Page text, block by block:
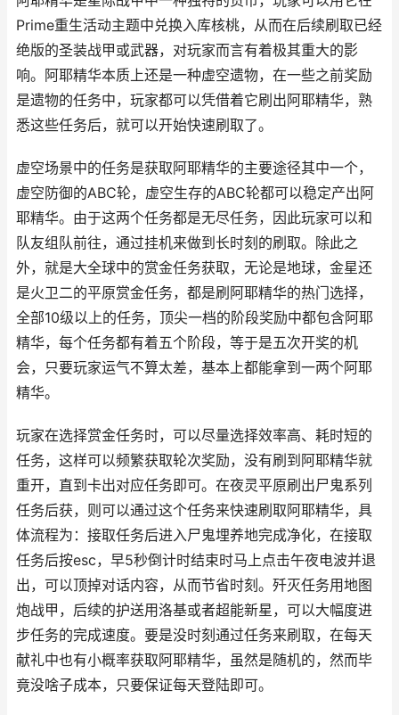
Prime重生活动主题中兑换入库核桃，从而在后续刷取已经
绝版的圣装战甲或武器，对玩家而言有着极其重大的影
响。阿耶精华本质上还是一种虚空遗物，在一些之前奖励
是遗物的任务中，玩家都可以凭借着它刷出阿耶精华，熟
悉这些任务后，就可以开始快速刷取了。
虚空场景中的任务是获取阿耶精华的主要途径其中一个，
虚空防御的ABC轮，虚空生存的ABC轮都可以稳定产出阿
耶精华。由于这两个任务都是无尽任务，因此玩家可以和
队友组队前往，通过挂机来做到长时刻的刷取。除此之
外，就是大全球中的赏金任务获取，无论是地球，金星还
是火卫二的平原赏金任务，都是刷阿耶精华的热门选择，
全部10级以上的任务，顶尖一档的阶段奖励中都包含阿耶
精华，每个任务都有着五个阶段，等于是五次开奖的机
会，只要玩家运气不算太差，基本上都能拿到一两个阿耶
精华。
玩家在选择赏金任务时，可以尽量选择效率高、耗时短的
任务，这样可以频繁获取轮次奖励，没有刷到阿耶精华就
重开，直到卡出对应任务即可。在夜灵平原刷出尸鬼系列
任务后获，则可以通过这个任务来快速刷取阿耶精华，具
体流程为：接取任务后进入尸鬼埋养地完成净化，在接取
任务后按esc，早5秒倒计时结束时马上点击午夜电波并退
出，可以顶掉对话内容，从而节省时刻。歼灭任务用地图
炮战甲，后续的护送用洛基或者超能新星，可以大幅度进
步任务的完成速度。要是没时刻通过任务来刷取，在每天
献礼中也有小概率获取阿耶精华，虽然是随机的，然而毕
竟没啥子成本，只要保证每天登陆即可。